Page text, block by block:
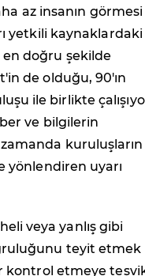
az insanın görmesi
yetkili kaynaklardaki
doğru şekilde
de olduğu, 90'ın
ile birlikte
ve bilgilerin
kuruluşların
yönlendiren uyarı
veya yanlış gibi
teyit etmek
kontrol etmeye